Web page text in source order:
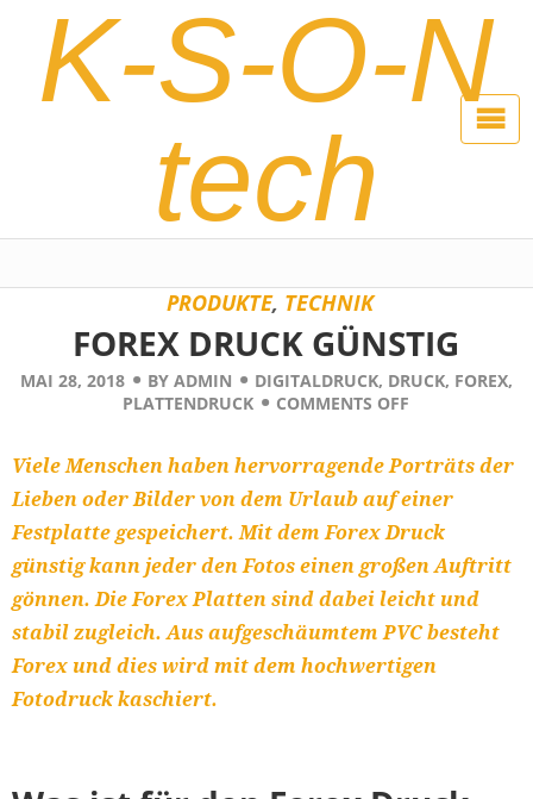
K-S-O-N
tech
PRODUKTE, TECHNIK
FOREX DRUCK GÜNSTIG
MAI 28, 2018 BY ADMIN DIGITALDRUCK, DRUCK, FOREX,
PLATTENDRUCK
COMMENTS OFF
Viele Menschen haben hervorragende Porträts der
Lieben oder Bilder von dem Urlaub auf einer
Festplatte gespeichert. Mit dem Forex Druck
günstig kann jeder den Fotos einen großen Auftritt
gönnen. Die Forex Platten sind dabei leicht und
stabil zugleich. Aus aufgeschäumtem PVC besteht
Forex und dies wird mit dem hochwertigen
Fotodruck kaschiert.